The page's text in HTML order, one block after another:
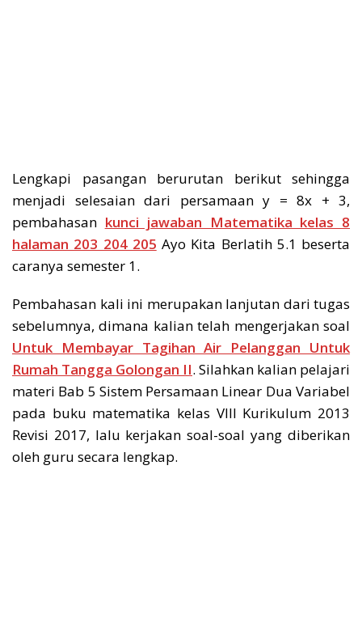
Lengkapi pasangan berurutan berikut sehingga
menjadi selesaian dari persamaan y = 8x + 3,
pembahasan kunci jawaban Matematika kelas 8
halaman 203 204 205 Ayo Kita Berlatih 5.1 beserta
caranya semester 1.
Pembahasan kali ini merupakan lanjutan dari tugas
sebelumnya, dimana kalian telah mengerjakan soal
Untuk Membayar Tagihan Air Pelanggan Untuk
Rumah Tangga Golongan II. Silahkan kalian pelajari
materi Bab 5 Sistem Persamaan Linear Dua Variabel
pada buku matematika kelas VIII Kurikulum 2013
Revisi 2017, lalu kerjakan soal-soal yang diberikan
oleh guru secara lengkap.